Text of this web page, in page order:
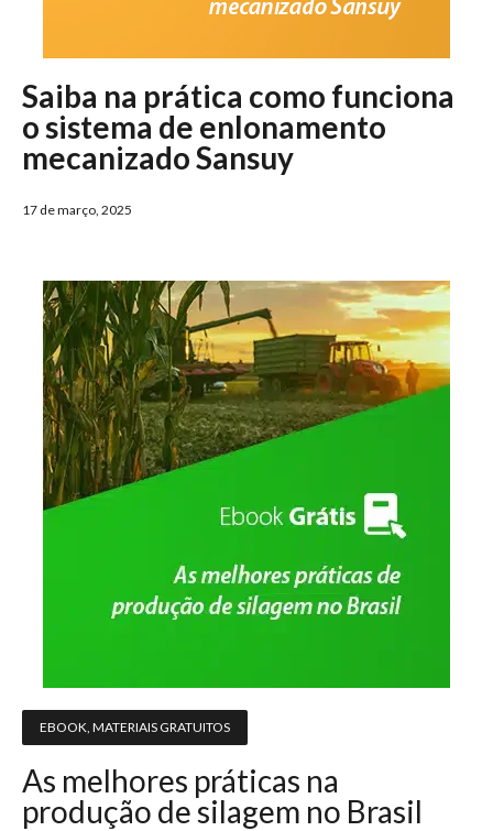
Saiba na prática como funciona
o sistema de enlonamento
mecanizado Sansuy
17 de março, 2025
EBOOK MATERIAIS GRATUITOS
As melhores práticas na
produção de silagem no Brasil